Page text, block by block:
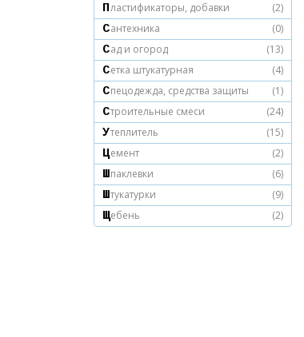
Пластификаторы, добавки
(2)
Сантехника
(0)
Сад и огород
(13)
Сетка штукатурная
(4)
Спецодежда, средства защиты
(1)
Строительные смеси
(24)
Утеплитель
(15)
Цемент
(2)
Шпаклевки
(6)
Штукатурки
(9)
Щебень
(2)